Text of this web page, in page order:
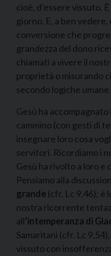
cioè, d’essere vissuto.
giorno. E, a ben
conversione che
grandezza del dono
chiamati a vivere il
proprietà o misurando
secondo logiche umane.
Gesù ha
cammino (con gesti di
insegnare loro cosa
servitori. Ricordiamo i
Gesù ha rivolto a loro e
Pensiamo alla
grande (cfr. Lc 9,46); è
nostra ricorrente
all‘intemperanza di
Samaritani (cfr. Lc
vissuto con